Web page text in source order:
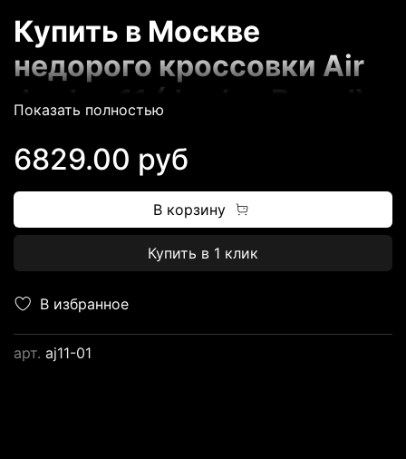
В избранное
арт. aj11-01
Купить в Москве
недорого кроссовки Air
Jordan 11 (Jordan Brand)
Магазин FUTBASKET.RU
предлагает всем
потенциальным
Показать полностью
6829.00 руб
В корзину
Купить в 1 клик